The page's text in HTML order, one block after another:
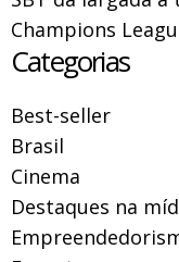
Champions
Categorias
Best-seller
Brasil
Cinema
Destaques na